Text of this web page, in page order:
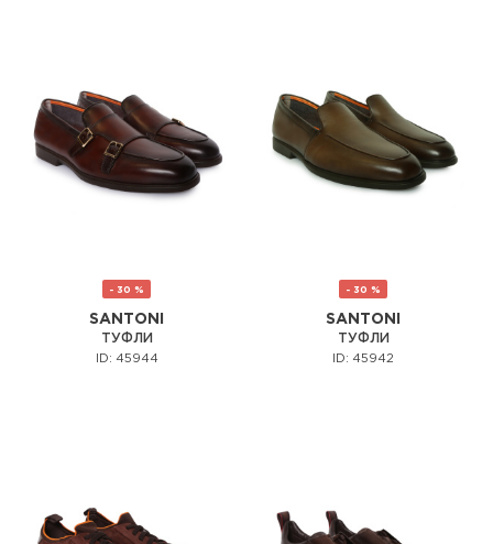
- 30 %
SANTONI
ТУФЛИ
ID: 45944
- 30 %
SANTONI
ТУФЛИ
ID: 45942